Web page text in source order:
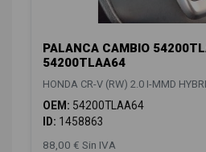
PALANCA CAMBIO
54200TLAA64
HONDA CR-V (RW) 2.0 I-MMD
OEM: 54200TLAA64
ID: 1458863
88,00 € Sin IVA